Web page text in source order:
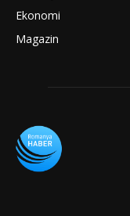
Ekonomi
Magazin